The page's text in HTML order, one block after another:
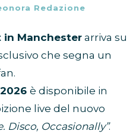
Redazione
in Manchester arriva su
che segna un
è disponibile in
live del nuovo
Disco, Occasionally”.